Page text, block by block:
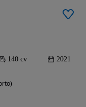
140 cv 2021